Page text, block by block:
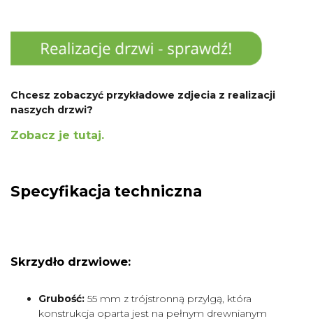
Chcesz zobaczyć przykładowe zdjecia z realizacji
naszych drzwi?
Zobacz je tutaj.
Specyfikacja techniczna
Skrzydło drzwiowe:
Grubość: 55 mm z trójstronną przylgą, która
konstrukcja oparta jest na pełnym drewnianym